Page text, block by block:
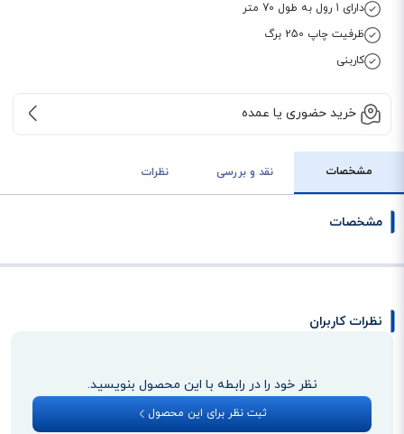
دارای 1 رول به طول 70 متر
ظرفیت چاپ 250 برگ
کاربنی
خرید حضوری یا عمده
مشخصات نقد و بررسی نظرات
مشخصات
نظرات کاربران
نظر خود را در رابطه با این محصول بنویسید.
ثبت نظر برای این محصول